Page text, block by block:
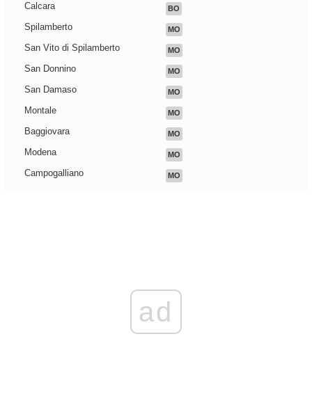
Calcara BO
Spilamberto MO
San Vito di Spilamberto MO
San Donnino MO
San Damaso MO
Montale MO
Baggiovara MO
Modena MO
Campogalliano MO
ad